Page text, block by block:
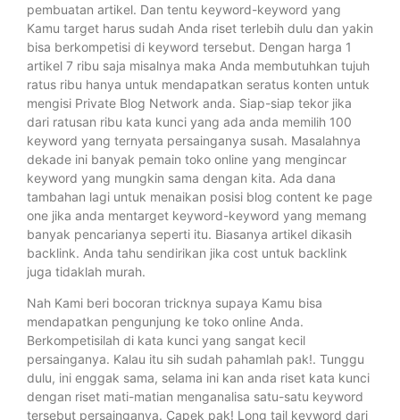
pembuatan artikel. Dan tentu keyword-keyword yang
Kamu target harus sudah Anda riset terlebih dulu dan yakin
bisa berkompetisi di keyword tersebut. Dengan harga 1
artikel 7 ribu saja misalnya maka Anda membutuhkan tujuh
ratus ribu hanya untuk mendapatkan seratus konten untuk
mengisi Private Blog Network anda. Siap-siap tekor jika
dari ratusan ribu kata kunci yang ada anda memilih 100
keyword yang ternyata persainganya susah. Masalahnya
dekade ini banyak pemain toko online yang mengincar
keyword yang mungkin sama dengan kita. Ada dana
tambahan lagi untuk menaikan posisi blog content ke page
one jika anda mentarget keyword-keyword yang memang
banyak pencarianya seperti itu. Biasanya artikel dikasih
backlink. Anda tahu sendirikan jika cost untuk backlink
juga tidaklah murah.
Nah Kami beri bocoran tricknya supaya Kamu bisa
mendapatkan pengunjung ke toko online Anda.
Berkompetisilah di kata kunci yang sangat kecil
persainganya. Kalau itu sih sudah pahamlah pak!. Tunggu
dulu, ini enggak sama, selama ini kan anda riset kata kunci
dengan riset mati-matian menganalisa satu-satu keyword
tersebut persainganya. Capek pak! Long tail keyword dari